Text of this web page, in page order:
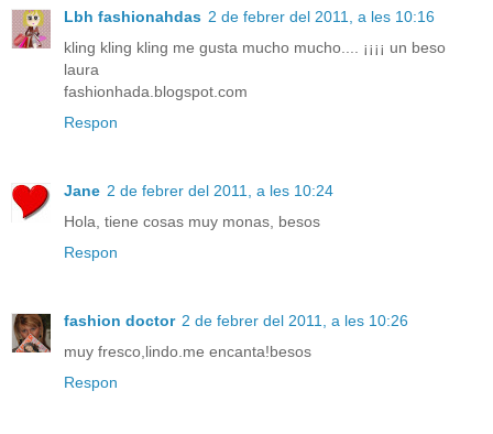
Lbh fashionahdas 2 de febrer del 2011, a les 10:16
kling kling kling me gusta mucho mucho.... ¡¡¡¡ un beso
laura
fashionhada.blogspot.com
Respon
Jane 2 de febrer del 2011, a les 10:24
Hola, tiene cosas muy monas, besos
Respon
fashion doctor 2 de febrer del 2011, a les 10:26
muy fresco,lindo.me encanta!besos
Respon